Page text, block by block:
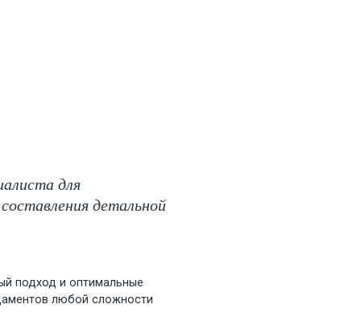
для
детальной
подход и оптимальные
любой сложности